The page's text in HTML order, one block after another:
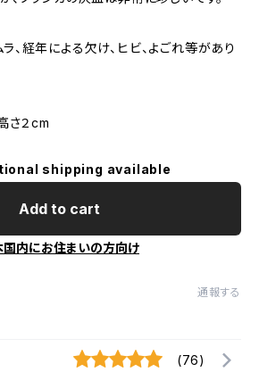
、経年による欠け、ヒビ、よごれ等があり
さ２cm
shipping available
Add to cart
国内にお住まいの方向け
通報する
(76)